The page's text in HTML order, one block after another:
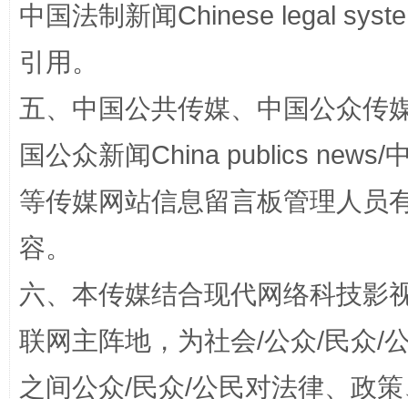
扯下公款旅游的“隐身衣” 如何以
“蜀中异人”王建安的艺术幻境
中国法制新闻Chinese legal
引用。
五、中国公共传媒、中国公众传
国公众新闻China publics news/
等传媒网站信息留言板管理人员
容。
六、本传媒结合现代网络科技影
联网主阵地，为社会/公众/民众/
之间公众/民众/公民对法律、政